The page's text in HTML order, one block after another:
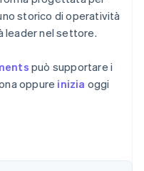
storico di operatività
leader nel settore.
può supportare i
oppure inizia oggi